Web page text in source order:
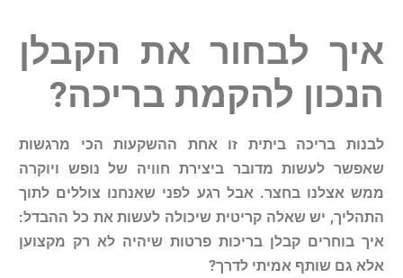
איך לבחור את הקבלן
הנכון להקמת בריכה?
לבנות בריכה ביתית זו אחת ההשקעות הכי
מרגשות
שאפשר לעשות מדובר ביצירת חוויה של נופש ויוקרה
ממש אצלנו בחצר. אבל רגע לפני שאנחנו צוללים לתוך
התהליך, יש שאלה קריטית שיכולה לעשות את כל ההבדל:
איך בוחרים קבלן בריכות פרטות שיהיה לא רק מקצוען
אלא גם שותף אמיתי לדרך?